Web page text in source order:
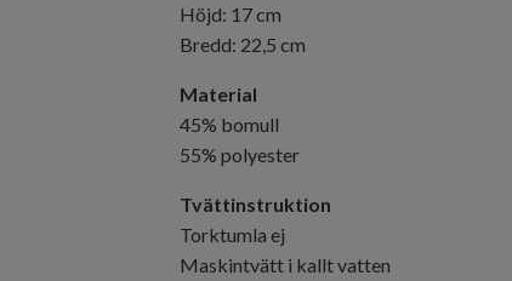
Höjd: 17 cm
Bredd: 22,5 cm
Material
45% bomull
55% polyester
Tvättinstruktion
Torktumla ej
Maskintvätt i kallt vatten